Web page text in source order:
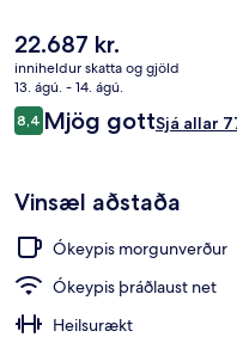
kl. 09:30). Þar að auki eru
Broadway í nokkurra
sérstaklega sagt að hjálpsamt
gististaðarins. Það er ekki
almenningssamgöngur: 21
mínútna göngufjarlægð.
Núverandi
verð
er
22.687 kr.
22.687 kr.
inniheldur skatta og gjöld
13. ágú. - 14. ágú.
Umsagnir
8,48,4 af 10
Mjög gottSjá allar
Vinsæl aðstaða
Ókeypis morgunverður
Ókeypis þráðlaust net
Heilsurækt